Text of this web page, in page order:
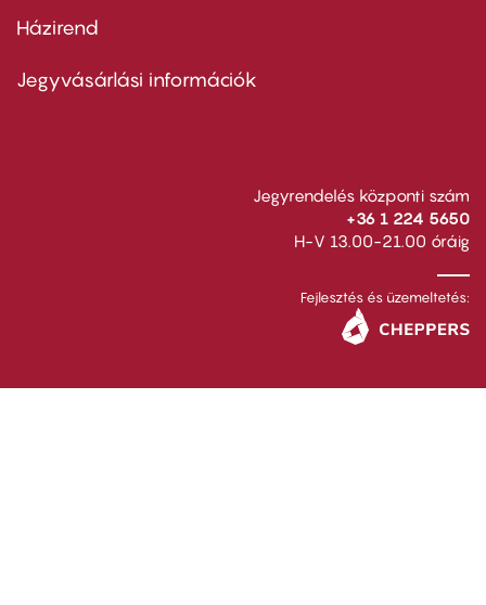
Footer
second
Házirend
Jegyvásárlási információk
Jegyrendelés központi szám
+36 1 224 5650
H-V 13.00-21.00 óráig
Fejlesztés és üzemeltetés: